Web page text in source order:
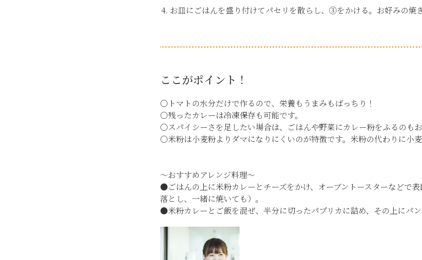
お皿にごはんを盛り付けてパセリを散らし、③をかける。お好みの焼
ここがポイント！
〇トマトの水分だけで作るので、栄養もうまみもばっちり！
〇残ったカレーは冷凍保存も可能です。
〇スパイシーさを足したい場合は、ごはんや野菜にカレー粉をふるのもお
〇米粉は小麦粉よりダマになりにくいのが特徴です。米粉の代わりに小
～おすすめアレンジ料理～
●ごはんの上に米粉カレーとチーズをかけ、オーブントースターなどで
落とし、一緒に焼いても）。
●米粉カレーとご飯を混ぜ、半分に切ったパプリカに詰め、その上にパ